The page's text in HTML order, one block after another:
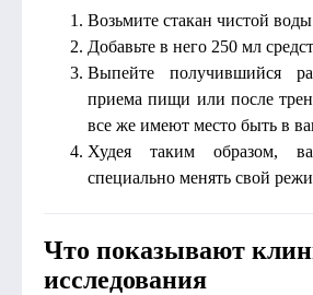
Возьмите стакан чистой
Добавьте в него 250 мл
Выпейте получившийся
приема пищи или после
все же имеют место быть в
Худея таким образом,
специально менять свой
Что показывают
исследования